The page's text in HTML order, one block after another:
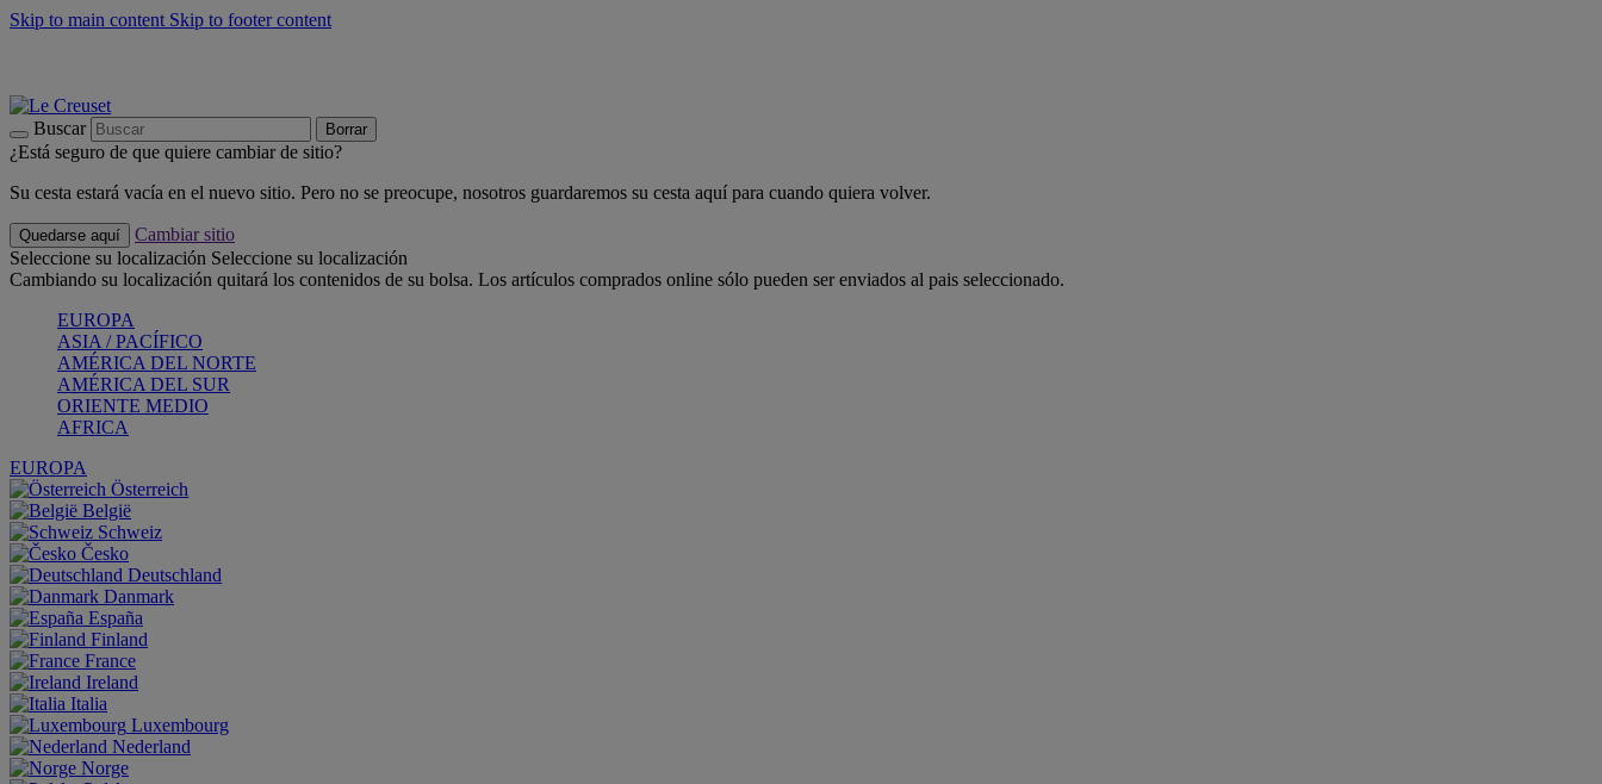
Skip to main content Skip to footer content
Buscar Borrar
¿Está seguro de que quiere cambiar de sitio?
Su cesta estará vacía en el nuevo sitio. Pero no se preocupe, nosotros guardaremos su cesta aquí para cuando quiera volver.
Quedarse aquí
Cambiar sitio
Seleccione su localización Seleccione su localización
Cambiando su localización quitará los contenidos de su bolsa. Los artículos comprados online sólo pueden ser enviados al pais seleccionado.
EUROPA
ASIA / PACÍFICO
AMÉRICA DEL NORTE
AMÉRICA DEL SUR
ORIENTE MEDIO
AFRICA
EUROPA
Österreich
België
Schweiz
Česko
Deutschland
Danmark
España
Finland
France
Ireland
Italia
Luxembourg
Nederland
Norge